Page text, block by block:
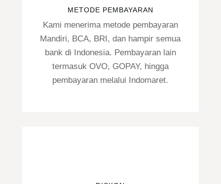
METODE PEMBAYARAN
Kami menerima metode pembayaran
Mandiri, BCA, BRI, dan hampir semua
bank di Indonesia. Pembayaran lain
termasuk OVO, GOPAY, hingga
pembayaran melalui Indomaret.